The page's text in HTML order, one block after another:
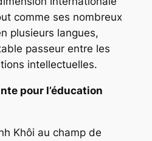
comme ses nombreux
plusieurs langues,
passeur entre les
intellectuelles.
pour l’éducation
Khôi au champ de